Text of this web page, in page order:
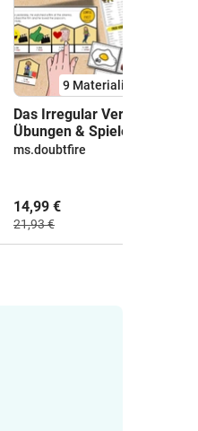
9 Materialien
Das Irregular Verbs Paket |
Übungen & Spiele rund um
das Simple Past oder
ms.doubtfire
14,99 €
21,93 €